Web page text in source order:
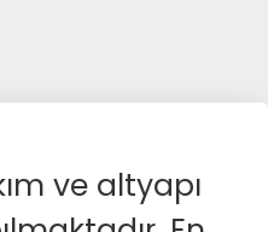
ve altyapı